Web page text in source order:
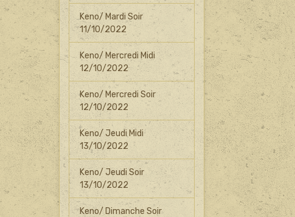
Keno/ Mardi Soir
11/10/2022
Keno/ Mercredi Midi
12/10/2022
Keno/ Mercredi Soir
12/10/2022
Keno/ Jeudi Midi
13/10/2022
Keno/ Jeudi Soir
13/10/2022
Keno/ Dimanche Soir